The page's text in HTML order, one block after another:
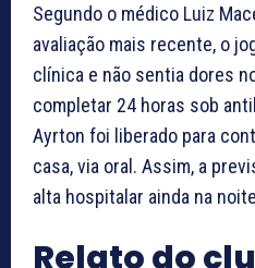
Segundo o médico Luiz
avaliação mais recente, o
clínica e não sentia dores
completar 24 horas sob
Ayrton foi liberado para
casa, via oral. Assim, a
alta hospitalar ainda na
Relato do